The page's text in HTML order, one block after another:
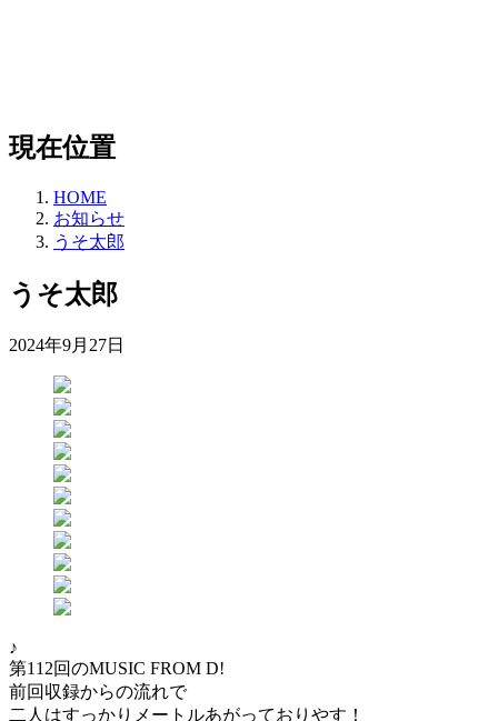
現在位置
HOME
お知らせ
うそ太郎
うそ太郎
2024年9月27日
♪
第112回のMUSIC FROM D!
前回収録からの流れで
二人はすっかりメートルあがっておりやす！